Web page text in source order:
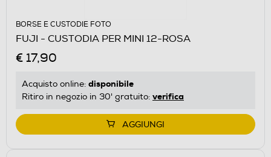
BORSE E CUSTODIE FOTO
FUJI - CUSTODIA PER MINI 12-ROSA
€ 17,90
Acquisto online: disponibile
Ritiro in negozio in 30' gratuito: verifica
AGGIUNGI